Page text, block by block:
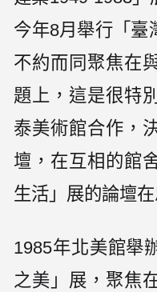
今年8月舉行「臺
不約而同聚焦在
題上，這是很特
泰美術館合作，
壇，在互相的館
生活」展的論壇
1985年北美館舉
之美」展，聚焦